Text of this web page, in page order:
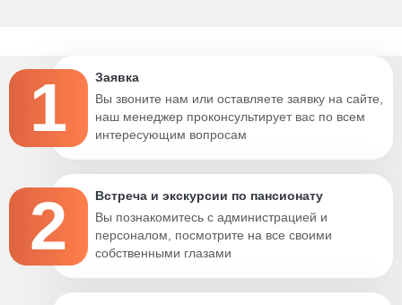
1
Заявка
Вы звоните нам или оставляете заявку на сайте,
наш менеджер проконсультирует вас по всем
интересующим вопросам
2
Встреча и экскурсии по пансионату
Вы познакомитесь с администрацией и
персоналом, посмотрите на все своими
собственными глазами